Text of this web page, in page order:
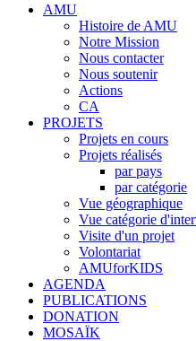
AMU
Histoire de AMU
Notre Mission
Nous contacter
Nous soutenir
Actions
CA
PROJETS
Projets en cours
Projets réalisés
par pays
par catégorie
Vue géographique
Vue catégorie
Visite d'un projet
Volontariat
AMUforKIDS
AGENDA
PUBLICATIONS
DONATION
MOSAÏK